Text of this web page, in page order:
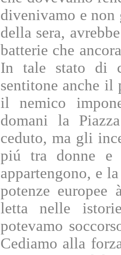
divenivamo e non
della sera,
batterie che
In tale stato di
sentitone anche il
il nemico
domani la
ceduto, ma gli
piú tra donne
appartengono, e
potenze europee
letta nelle
potevamo
Cediamo alla